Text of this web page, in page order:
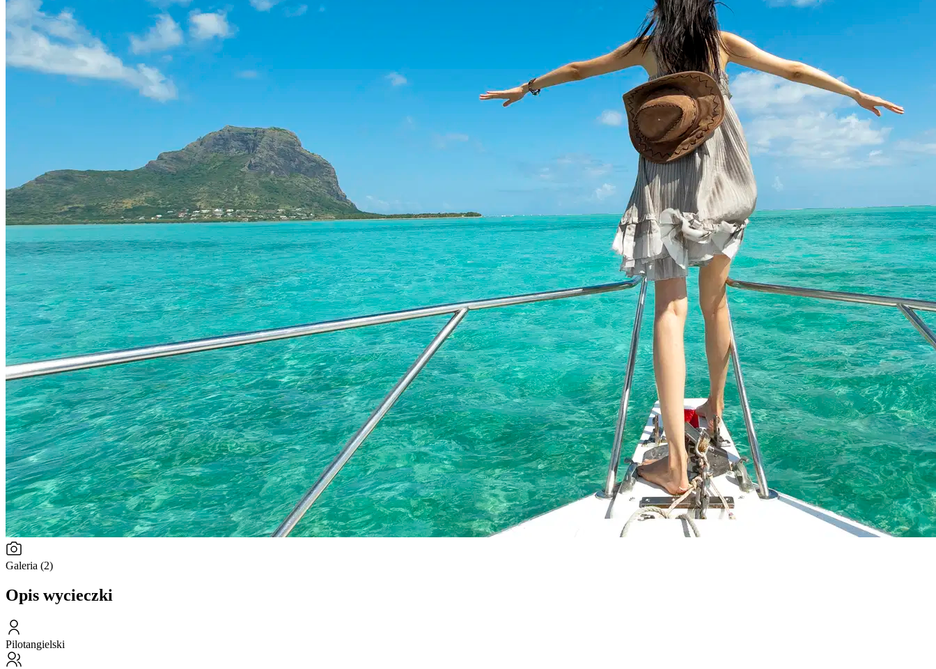
Galeria (2)
Opis wycieczki
Pilotangielski